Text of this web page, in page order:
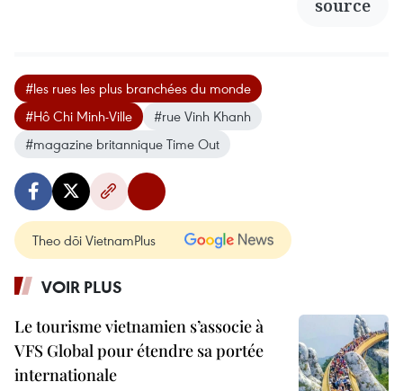
source
#les rues les plus branchées du monde
#Hô Chi Minh-Ville
#rue Vinh Khanh
#magazine britannique Time Out
Theo dõi VietnamPlus
VOIR PLUS
Le tourisme vietnamien s’associe à
VFS Global pour étendre sa portée
internationale